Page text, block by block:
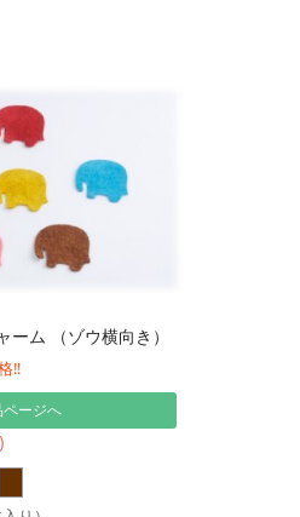
ーム （ゾウ横向き）
!!
ージへ